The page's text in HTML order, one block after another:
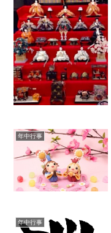
年中行事
年中行事